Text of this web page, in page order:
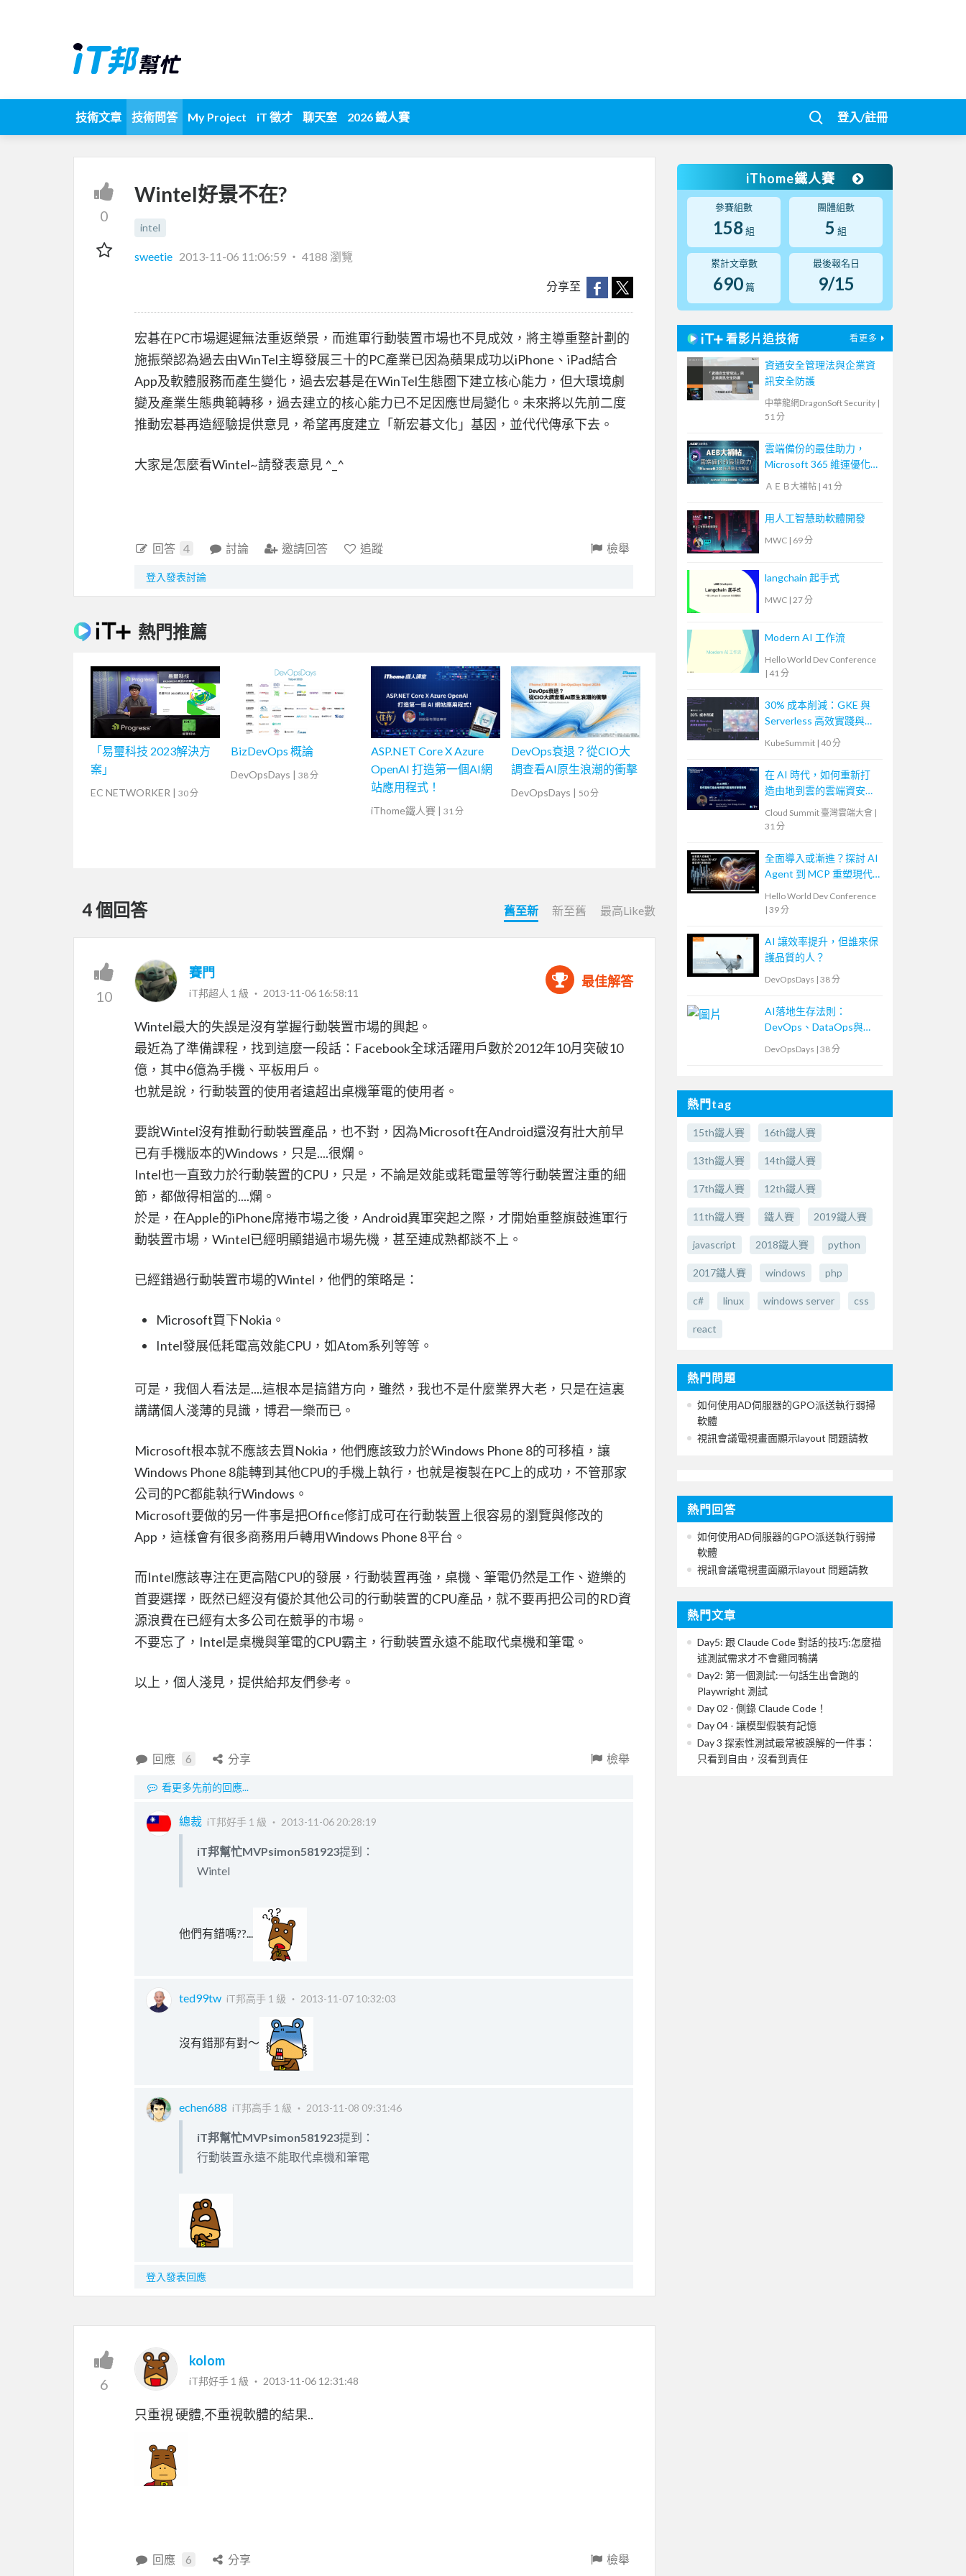
技術文章 技術問答 My Project iT 徵才 聊天室 2026 鐵人賽 登入/註冊
0
Wintel好景不在?
intel
sweetie 2013-11-06 11:06:59 ‧ 4188 瀏覽
分享至
宏碁在PC市場遲遲無法重返榮景，而進軍行動裝置市場也不見成效，將主導重整計劃的
施振榮認為過去由WinTel主導發展三十的PC產業已因為蘋果成功以iPhone、iPad結合
App及軟體服務而產生變化，過去宏碁是在WinTel生態圈下建立核心能力，但大環境劇
變及產業生態典範轉移，過去建立的核心能力已不足因應世局變化。未來將以先前二度
推動宏碁再造經驗提供意見，希望再度建立「新宏碁文化」基因，並代代傳承下去。
大家是怎麼看Wintel~請發表意見 ^_^
回答 4 討論 邀請回答 追蹤 檢舉
登入發表討論
熱門推薦
「易璽科技 2023解決方
案」
EC NETWORKER | 30 分
BizDevOps 概論
DevOpsDays | 38 分
ASP.NET Core X Azure
OpenAI 打造第一個AI網
站應用程式！
iThome鐵人賽 | 31 分
DevOps衰退？從CIO大
調查看AI原生浪潮的衝擊
DevOpsDays | 50 分
4 個回答 舊至新 新至舊 最高Like數
10
賽門
iT邦超人 1 級 ‧ 2013-11-06 16:58:11
最佳解答
Wintel最大的失誤是沒有掌握行動裝置市場的興起。
最近為了準備課程，找到這麼一段話：Facebook全球活躍用戶數於2012年10月突破10
億，其中6億為手機、平板用戶。
也就是說，行動裝置的使用者遠超出桌機筆電的使用者。
要說Wintel沒有推動行動裝置產品，也不對，因為Microsoft在Android還沒有壯大前早
已有手機版本的Windows，只是....很爛。
Intel也一直致力於行動裝置的CPU，只是，不論是效能或耗電量等等行動裝置注重的細
節，都做得相當的....爛。
於是，在Apple的iPhone席捲市場之後，Android異軍突起之際，才開始重整旗鼓進軍行
動裝置市場，Wintel已經明顯錯過市場先機，甚至連成熟都談不上。
已經錯過行動裝置市場的Wintel，他們的策略是：
Microsoft買下Nokia。
Intel發展低耗電高效能CPU，如Atom系列等等。
可是，我個人看法是....這根本是搞錯方向，雖然，我也不是什麼業界大老，只是在這裏
講講個人淺薄的見識，博君一樂而已。
Microsoft根本就不應該去買Nokia，他們應該致力於Windows Phone 8的可移植，讓
Windows Phone 8能轉到其他CPU的手機上執行，也就是複製在PC上的成功，不管那家
公司的PC都能執行Windows。
Microsoft要做的另一件事是把Office修訂成可在行動裝置上很容易的瀏覽與修改的
App，這樣會有很多商務用戶轉用Windows Phone 8平台。
而Intel應該專注在更高階CPU的發展，行動裝置再強，桌機、筆電仍然是工作、遊樂的
首要選擇，既然已經沒有優於其他公司的行動裝置的CPU產品，就不要再把公司的RD資
源浪費在已經有太多公司在競爭的市場。
不要忘了，Intel是桌機與筆電的CPU霸主，行動裝置永遠不能取代桌機和筆電。
以上，個人淺見，提供給邦友們參考。
回應 6 分享 檢舉
看更多先前的回應...
總裁 iT邦好手 1 級 ‧ 2013-11-06 20:28:19
iT邦幫忙MVPsimon581923提到：
Wintel
他們有錯嗎??...
ted99tw iT邦高手 1 級 ‧ 2013-11-07 10:32:03
沒有錯那有對～
echen688 iT邦高手 1 級 ‧ 2013-11-08 09:31:46
iT邦幫忙MVPsimon581923提到：
行動裝置永遠不能取代桌機和筆電
登入發表回應
6
kolom
iT邦好手 1 級 ‧ 2013-11-06 12:31:48
只重視 硬體,不重視軟體的結果..
回應 6 分享 檢舉
iThome鐵人賽
參賽組數
158 組
團體組數
5 組
累計文章數
690 篇
最後報名日
9/15
看影片追技術 看更多
資通安全管理法與企業資
訊安全防護
中華龍網DragonSoft Security |
51 分
雲端備份的最佳助力，
Microsoft 365 維運優化
大解密！【宏碁資訊網路
ＡＥＢ大補帖 | 41 分
用人工智慧助軟體開發
MWC | 69 分
langchain 起手式
MWC | 27 分
Modern AI 工作流
Hello World Dev Conference
| 41 分
30% 成本削減：GKE 與
Serverless 高效實踐與優
KubeSummit | 40 分
在 AI 時代，如何重新打
造由地到雲的雲端資安管
Cloud Summit 臺灣雲端大會 |
31 分
全面導入或漸進？探討 AI
Agent 到 MCP 重塑現代
Hello World Dev Conference
| 39 分
AI 讓效率提升，但誰來保
護品質的人？
DevOpsDays | 38 分
AI落地生存法則：
DevOps、DataOps與
MLOps密不可分的ML專
DevOpsDays | 38 分
熱門tag
15th鐵人賽 16th鐵人賽
13th鐵人賽 14th鐵人賽
17th鐵人賽 12th鐵人賽
11th鐵人賽 鐵人賽 2019鐵人賽
javascript 2018鐵人賽 python
2017鐵人賽 windows php
c# linux windows server css
react
熱門問題
如何使用AD伺服器的GPO派送執行弱掃
軟體
視訊會議電視畫面顯示layout 問題請教
熱門回答
如何使用AD伺服器的GPO派送執行弱掃
軟體
視訊會議電視畫面顯示layout 問題請教
熱門文章
Day5: 跟 Claude Code 對話的技巧:怎麼描
述測試需求才不會雞同鴨講
Day2: 第一個測試:一句話生出會跑的
Playwright 測試
Day 02 - 側錄 Claude Code！
Day 04 - 讓模型假裝有記憶
Day 3 探索性測試最常被誤解的一件事：
只看到自由，沒看到責任